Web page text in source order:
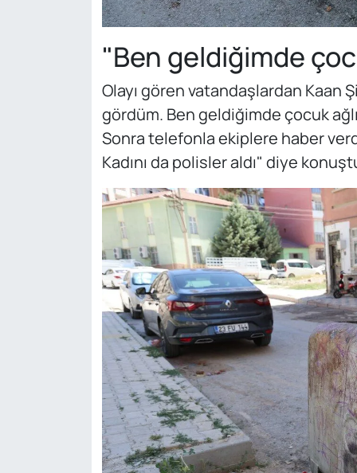
"Ben geldiğimde
Olayı gören vatandaşlardan
gördüm. Ben geldiğimde çocuk
Sonra telefonla ekiplere haber
Kadını da polisler aldı" diye